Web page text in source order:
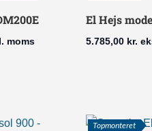
moms
El Hejs
5.785,00 kr.
Topmonteret